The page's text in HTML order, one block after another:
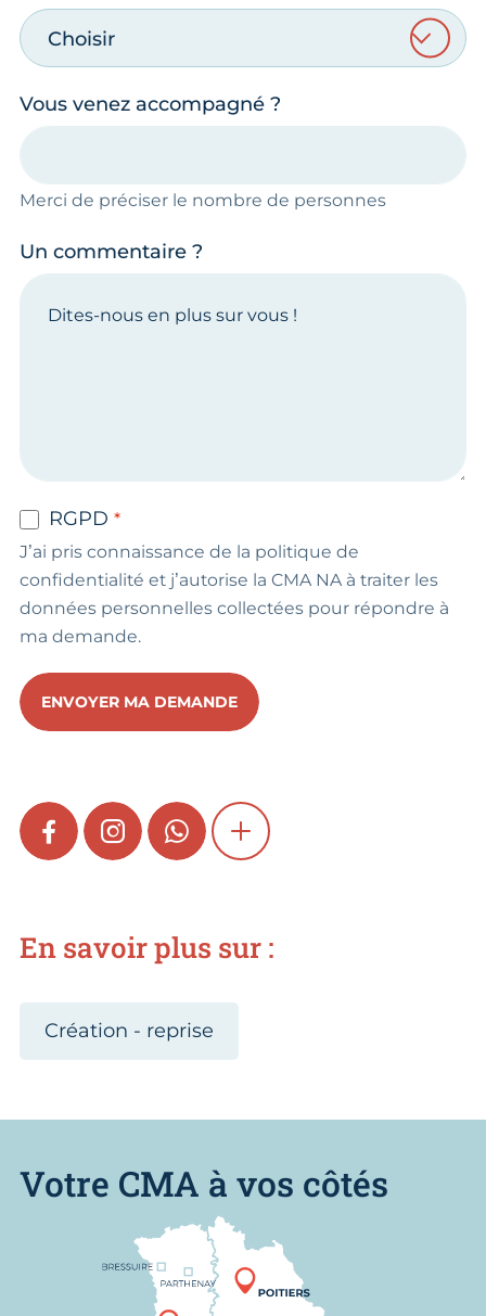
Choisir
Vous venez accompagné ?
Merci de préciser le nombre de personnes
Un commentaire ?
RGPD
J’ai pris connaissance de la politique de
confidentialité et j’autorise la CMA NA à traiter les
données personnelles collectées pour répondre à
ma demande.
ENVOYER MA DEMANDE
FACEBOOKINSTAGRAMWHATSAPPSHOW MORE
En savoir plus sur :
Création - reprise
Votre CMA à vos côtés